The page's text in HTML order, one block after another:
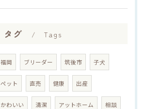
タグ Tags
福岡 ブリーダー 筑後市 子犬
ペット 直売 健康 出産
かわいい 清潔 アットホーム 相談